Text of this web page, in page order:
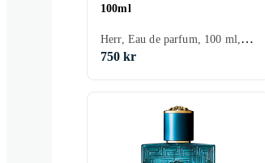
100ml
Herr, Eau de parfum, 100 ml, Eros, Mysk, Apelsin, Mandarin, Citron/Citrus, Bergamott, Grapefrukt, Blodapelsin, Peppar, Patchouli, Lime, Ambra, Svarta vinbär, Ekmossa
750 kr